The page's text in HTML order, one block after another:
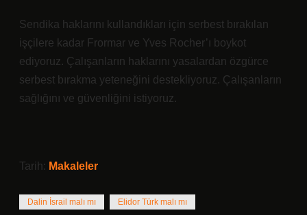
Sendika haklarını kullandıkları için serbest bırakılan
işçilere kadar Frormar ve Yves Rocher’ı boykot
ediyoruz. Çalışanların haklarını yasalardan özgürce
serbest bırakma yeteneğini destekliyoruz. Çalışanların
sağlığını ve güvenliğini istiyoruz.
Tarih: Makaleler
Dalin İsrail malı mı Elidor Türk malı mı